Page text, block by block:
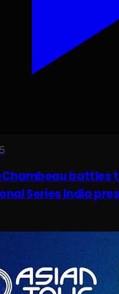
battles
Series India